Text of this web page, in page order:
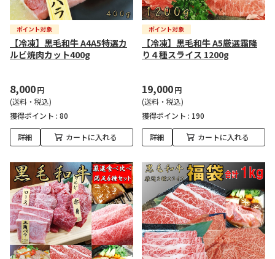
【冷凍】黒毛和牛 A4A5特選カ
ルビ焼肉カット400g
8,000円
(送料・税込)
獲得ポイント : 80
詳細 カートに入れる
【冷凍】黒毛和牛 A5厳選霜降
り４種スライス 1200g
19,000円
(送料・税込)
獲得ポイント : 190
詳細 カートに入れる